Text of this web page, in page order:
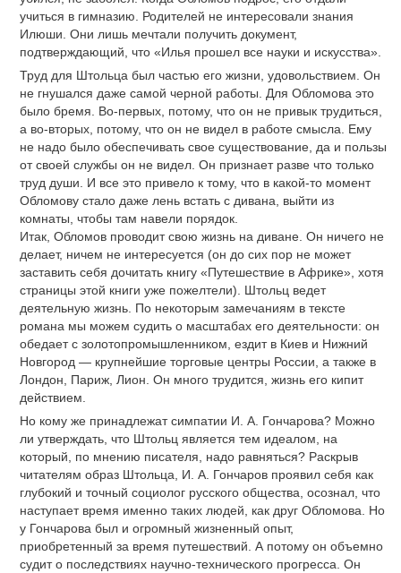
учиться в гимназию. Родителей не интересовали знания
Илюши. Они лишь мечтали получить документ,
подтверждающий, что «Илья прошел все науки и искусства».
Труд для Штольца был частью его жизни, удовольствием. Он
не гнушался даже самой черной работы. Для Обломова это
было бремя. Во-первых, потому, что он не привык трудиться,
а во-вторых, потому, что он не видел в работе смысла. Ему
не надо было обеспечивать свое существование, да и пользы
от своей службы он не видел. Он признает разве что только
труд души. И все это привело к тому, что в какой-то момент
Обломову стало даже лень встать с дивана, выйти из
комнаты, чтобы там навели порядок.
Итак, Обломов проводит свою жизнь на диване. Он ничего не
делает, ничем не интересуется (он до сих пор не может
заставить себя дочитать книгу «Путешествие в Африке», хотя
страницы этой книги уже пожелтели). Штольц ведет
деятельную жизнь. По некоторым замечаниям в тексте
романа мы можем судить о масштабах его деятельности: он
обедает с золотопромышленником, ездит в Киев и Нижний
Новгород — крупнейшие торговые центры России, а также в
Лондон, Париж, Лион. Он много трудится, жизнь его кипит
действием.
Но кому же принадлежат симпатии И. А. Гончарова? Можно
ли утверждать, что Штольц является тем идеалом, на
который, по мнению писателя, надо равняться? Раскрыв
читателям образ Штольца, И. А. Гончаров проявил себя как
глубокий и точный социолог русского общества, осознал, что
наступает время именно таких людей, как друг Обломова. Но
у Гончарова был и огромный жизненный опыт,
приобретенный за время путешествий. А потому он объемно
судит о последствиях научно-технического прогресса. Он